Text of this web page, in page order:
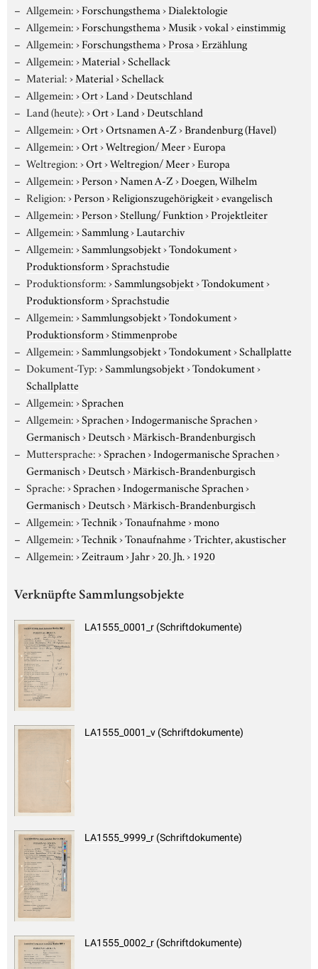
Allgemein:›Forschungsthema›Dialektologie
Allgemein:›Forschungsthema›Musik›vokal›einstimmig
Allgemein:›Forschungsthema›Prosa›Erzählung
Allgemein:›Material›Schellack
Material:›Material›Schellack
Allgemein:›Ort›Land›Deutschland
Land (heute):›Ort›Land›Deutschland
Allgemein:›Ort›Ortsnamen A-Z›Brandenburg (Havel)
Allgemein:›Ort›Weltregion/ Meer›Europa
Weltregion:›Ort›Weltregion/ Meer›Europa
Allgemein:›Person›Namen A-Z›Doegen, Wilhelm
Religion:›Person›Religionszugehörigkeit›evangelisch
Allgemein:›Person›Stellung/ Funktion›Projektleiter
Allgemein:›Sammlung›Lautarchiv
Allgemein:›Sammlungsobjekt›Tondokument›
Produktionsform›Sprachstudie
Produktionsform:›Sammlungsobjekt›Tondokument›
Produktionsform›Sprachstudie
Allgemein:›Sammlungsobjekt›Tondokument›
Produktionsform›Stimmenprobe
Allgemein:›Sammlungsobjekt›Tondokument›Schallplatte
Dokument-Typ:›Sammlungsobjekt›Tondokument›
Schallplatte
Allgemein:›Sprachen
Allgemein:›Sprachen›Indogermanische Sprachen›
Germanisch›Deutsch›Märkisch-Brandenburgisch
Muttersprache:›Sprachen›Indogermanische Sprachen›
Germanisch›Deutsch›Märkisch-Brandenburgisch
Sprache:›Sprachen›Indogermanische Sprachen›
Germanisch›Deutsch›Märkisch-Brandenburgisch
Allgemein:›Technik›Tonaufnahme›mono
Allgemein:›Technik›Tonaufnahme›Trichter, akustischer
Allgemein:›Zeitraum›Jahr›20. Jh.› 1920
Verknüpfte Sammlungsobjekte
LA1555_0001_r (Schriftdokumente)
LA1555_0001_v (Schriftdokumente)
LA1555_9999_r (Schriftdokumente)
LA1555_0002_r (Schriftdokumente)